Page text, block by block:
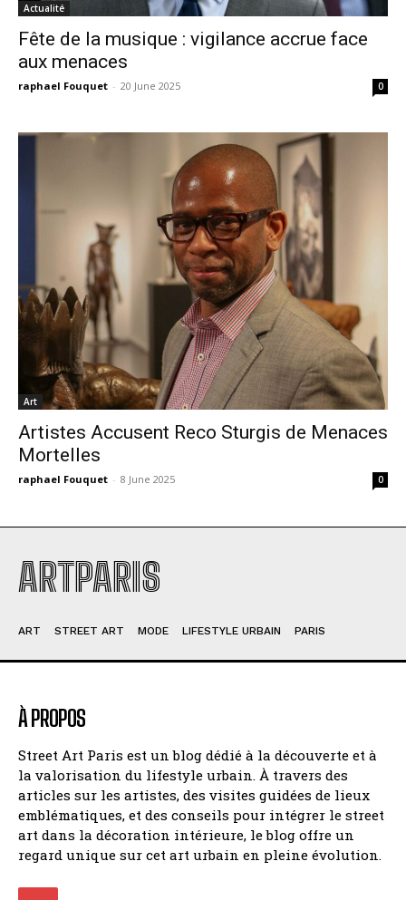
Actualité
Fête de la musique : vigilance accrue face
aux menaces
raphael Fouquet - 20 June 2025 0
Art
Artistes Accusent Reco Sturgis de Menaces
Mortelles
raphael Fouquet - 8 June 2025 0
ARTPARIS
ART STREET ART MODE LIFESTYLE URBAIN PARIS
À PROPOS
Street Art Paris est un blog dédié à la découverte et à
la valorisation du lifestyle urbain. À travers des
articles sur les artistes, des visites guidées de lieux
emblématiques, et des conseils pour intégrer le street
art dans la décoration intérieure, le blog offre un
regard unique sur cet art urbain en pleine évolution.